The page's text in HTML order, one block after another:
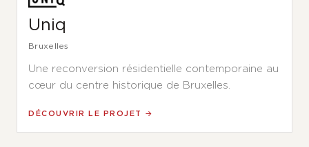
Uniq
Bruxelles
Une reconversion résidentielle contemporaine au
cœur du centre historique de Bruxelles.
DÉCOUVRIR LE PROJET →